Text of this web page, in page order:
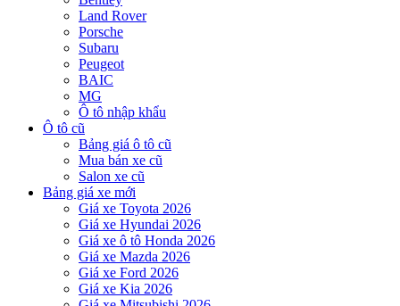
Land Rover
Porsche
Subaru
Peugeot
BAIC
MG
Ô tô nhập khẩu
Ô tô cũ
Bảng giá ô tô cũ
Mua bán xe cũ
Salon xe cũ
Bảng giá xe mới
Giá xe Toyota 2026
Giá xe Hyundai 2026
Giá xe ô tô Honda 2026
Giá xe Mazda 2026
Giá xe Ford 2026
Giá xe Kia 2026